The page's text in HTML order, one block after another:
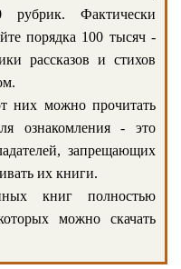
Фактически
порядка 100 тысяч -
рассказов и стихов
них можно прочитать
ознакомления - это
запрещающих
их книги.
книг полностью
можно скачать